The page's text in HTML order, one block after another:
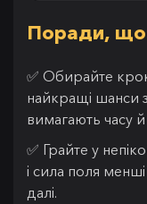
Поради, що
✅ Обирайте
найкращі шанси
вимагають часу
✅ Грайте у
і сила поля
далі.